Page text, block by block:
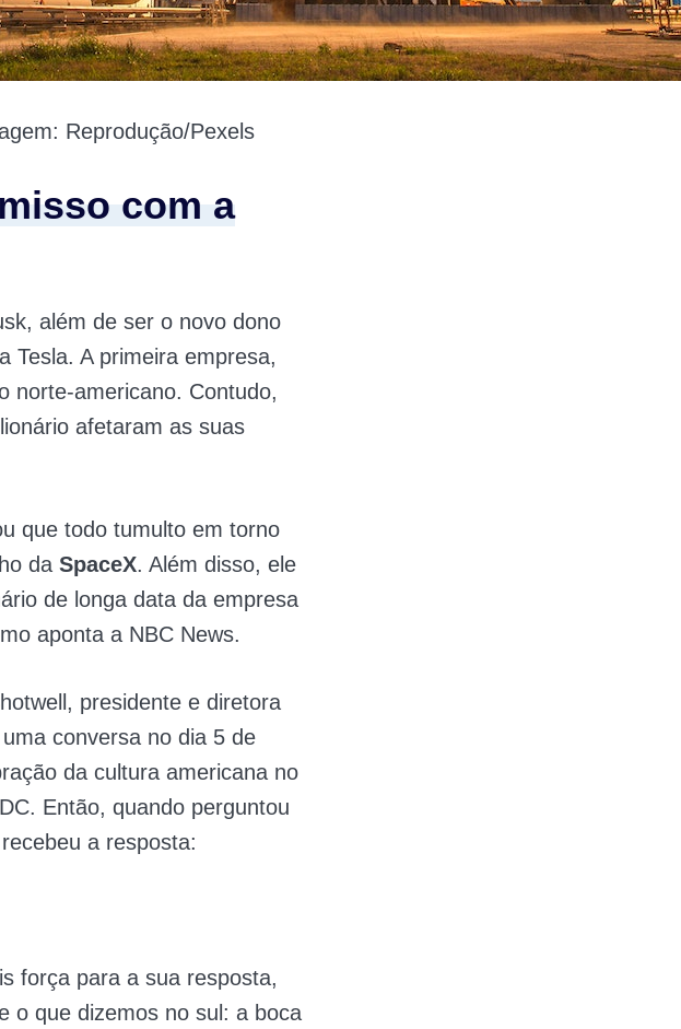
Reprodução/Pexels
com a
além de ser o novo dono
Tesla. A primeira empresa,
norte-americano. Contudo,
afetaram as suas
que todo tumulto em torno
da SpaceX. Além disso, ele
de longa data da empresa
aponta a NBC News.
presidente e diretora
conversa no dia 5 de
da cultura americana no
Então, quando perguntou
a resposta:
força para a sua resposta,
o que dizemos no sul: a boca